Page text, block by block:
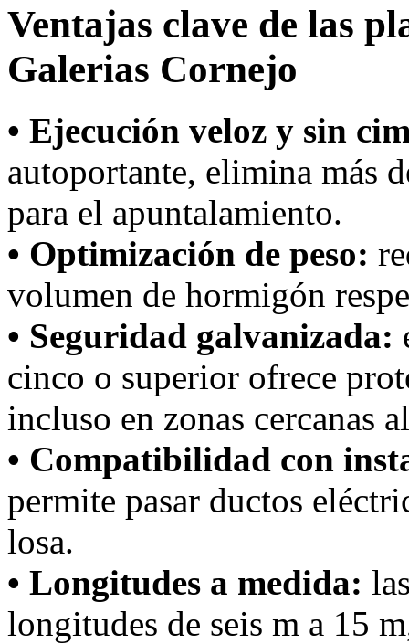
Ventajas clave de las
Galerias Cornejo
• Ejecución veloz y sin
autoportante, elimina más
para el apuntalamiento.
• Optimización de peso:
volumen de hormigón
• Seguridad galvanizada:
cinco o superior ofrece
incluso en zonas cercanas
• Compatibilidad con
permite pasar ductos
losa.
• Longitudes a medida:
longitudes de seis m a 15